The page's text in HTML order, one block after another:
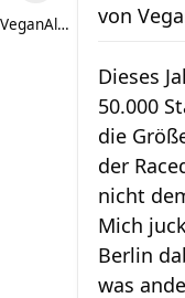
VeganAlex von
Dieses
50.000
die
der
nicht
Mich
Berlin
was